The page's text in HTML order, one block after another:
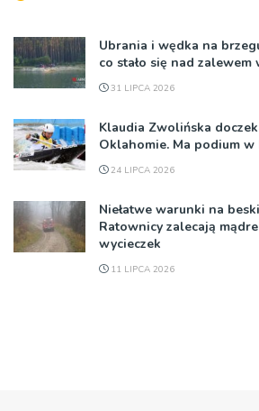
Ubrania i wędka na
co stało się nad zalewem
31 LIPCA 2026
Klaudia Zwolińska
Oklahomie. Ma podium w
24 LIPCA 2026
Niełatwe warunki na
Ratownicy zalecają
wycieczek
11 LIPCA 2026